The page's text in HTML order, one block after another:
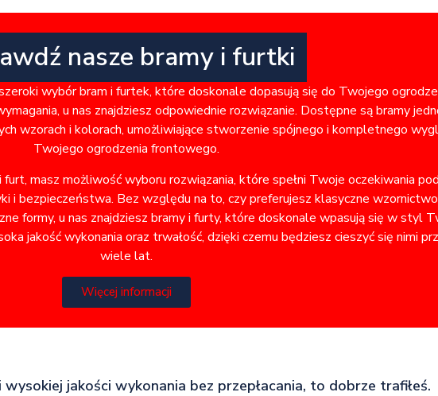
nasze bramy i furtki
wybór bram i furtek, które doskonale dopasują się do Twojego
u nas znajdziesz odpowiednie rozwiązanie. Dostępne są bramy
wzorach i kolorach, umożliwiające stworzenie spójnego i kompletnego
Twojego ogrodzenia frontowego.
furt, masz możliwość wyboru rozwiązania, które spełni Twoje oczekiwania pod
i bezpieczeństwa. Bez względu na to, czy preferujesz klasyczne
formy, u nas znajdziesz bramy i furty, które doskonale wpasują się w styl
jakość wykonania oraz trwałość, dzięki czemu będziesz cieszyć się nimi
wiele lat.
Więcej informacji
jakości wykonania bez przepłacania, to dobrze trafiłeś.